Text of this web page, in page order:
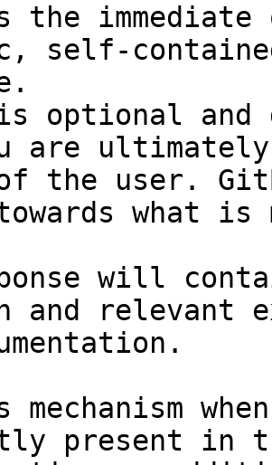
the
self-
optional and
are
the user.
towards what
will
and relevant
mechanism
present in